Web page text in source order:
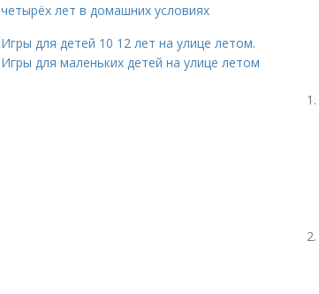
четырёх лет в домашних условиях
Игры для детей 10 12 лет на улице летом.
Игры для маленьких детей на улице летом